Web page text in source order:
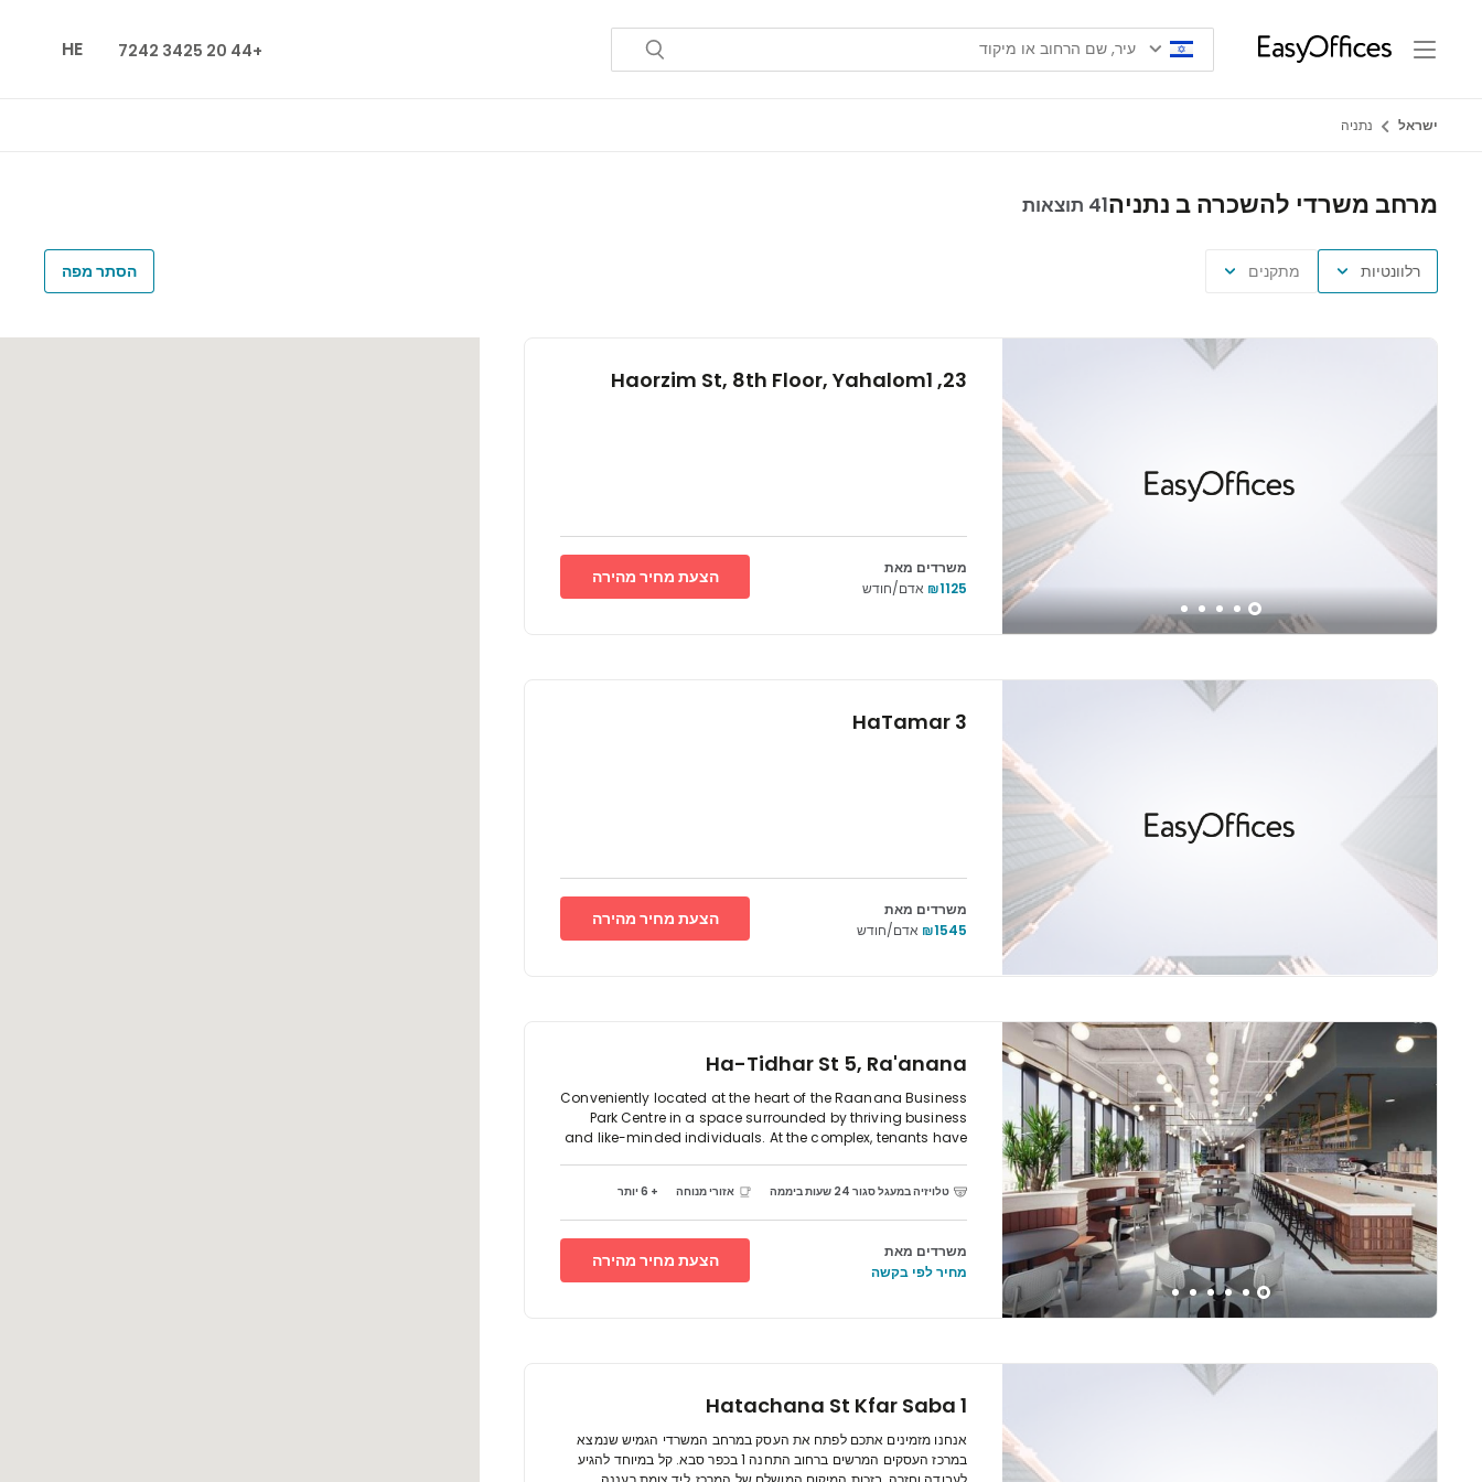
+44 20 3425 7242
HE
ישראל נתניה
מרחב משרדי להשכרה ב נתניה41 תוצאות
רלוונטיות מתקנים הסתר מפה
23, Haorzim St, 8th Floor, Yahalom1
משרדים מאת
₪1125 אדם/חודש
הצעת מחיר מהירה
HaTamar 3
משרדים מאת
₪1545 אדם/חודש
הצעת מחיר מהירה
Ha-Tidhar St 5, Ra'anana
Conveniently located at the heart of the Raanana Business
Park Centre in a space surrounded by thriving business
and like-minded individuals. At the complex, tenants have
site parking is available for your convenience.The nearest
gas station is located just moments away. Hatidhar Bus
Station, Industrial is located just one-minute away.
Raanana South Railway Station is located just 2.3 km
away from the office.
טלויזיה במעגל סגור 24 שעות ביממה אזורי מנוחה + 6 יותר
משרדים מאת
מחיר לפי בקשה
הצעת מחיר מהירה
1 Hatachana St Kfar Saba
אנחנו מזמינים אתכם לפתח את העסק במרחב המשרדי הגמיש שנמצא
במרכז העסקים המרשים ברחוב התחנה 1 בכפר סבא. קל במיוחד להגיע